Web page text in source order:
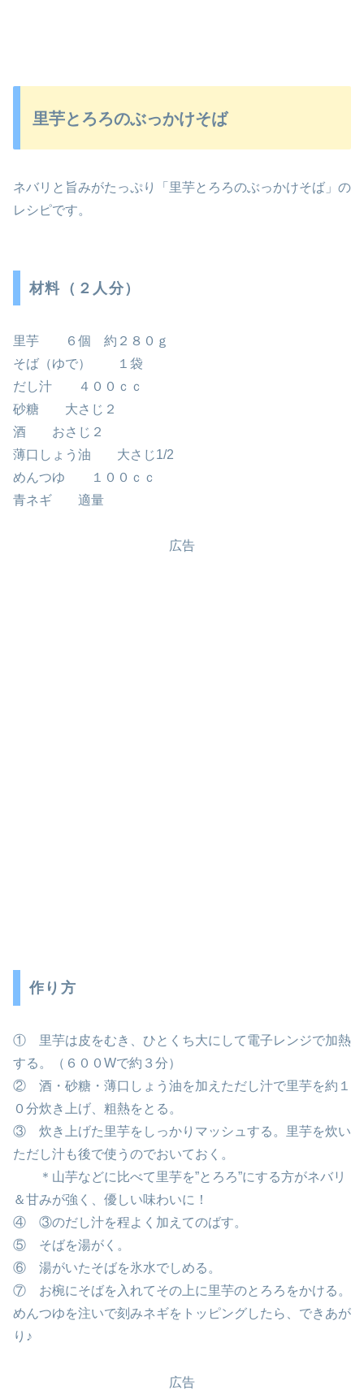
里芋とろろのぶっかけそば
ネバリと旨みがたっぷり「里芋とろろのぶっかけそば」の
レシピです。
材料（２人分）
里芋 ６個 約２８０ｇ
そば（ゆで） １袋
だし汁 ４００ｃｃ
砂糖 大さじ２
酒 おさじ２
薄口しょう油 大さじ1/2
めんつゆ １００ｃｃ
青ネギ 適量
広告
作り方
① 里芋は皮をむき、ひとくち大にして電子レンジで加熱
する。（６００Wで約３分）
② 酒・砂糖・薄口しょう油を加えただし汁で里芋を約１
０分炊き上げ、粗熱をとる。
③ 炊き上げた里芋をしっかりマッシュする。里芋を炊い
ただし汁も後で使うのでおいておく。
＊山芋などに比べて里芋を”とろろ”にする方がネバリ
＆甘みが強く、優しい味わいに！
④ ③のだし汁を程よく加えてのばす。
⑤ そばを湯がく。
⑥ 湯がいたそばを氷水でしめる。
⑦ お椀にそばを入れてその上に里芋のとろろをかける。
めんつゆを注いで刻みネギをトッピングしたら、できあが
り♪
広告